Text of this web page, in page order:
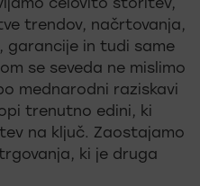
celovito storitev,
trendov, načrtovanja,
garancije in tudi same
se seveda ne mislimo
mednarodni raziskavi
trenutno edini, ki
na ključ. Zaostajamo
ki je druga